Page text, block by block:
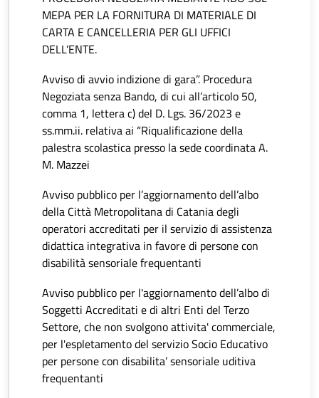
MEPA PER LA FORNITURA DI MATERIALE DI
CARTA E CANCELLERIA PER GLI UFFICI
DELL’ENTE.
Avviso di avvio indizione di gara”. Procedura
Negoziata senza Bando, di cui all’articolo 50,
comma 1, lettera c) del D. Lgs. 36/2023 e
ss.mm.ii. relativa ai “Riqualificazione della
palestra scolastica presso la sede coordinata A.
M. Mazzei
Avviso pubblico per l’aggiornamento dell’albo
della Città Metropolitana di Catania degli
operatori accreditati per il servizio di assistenza
didattica integrativa in favore di persone con
disabilità sensoriale frequentanti
Avviso pubblico per l'aggiornamento dell’albo di
Soggetti Accreditati e di altri Enti del Terzo
Settore, che non svolgono attivita' commerciale,
per l'espletamento del servizio Socio Educativo
per persone con disabilita’ sensoriale uditiva
frequentanti